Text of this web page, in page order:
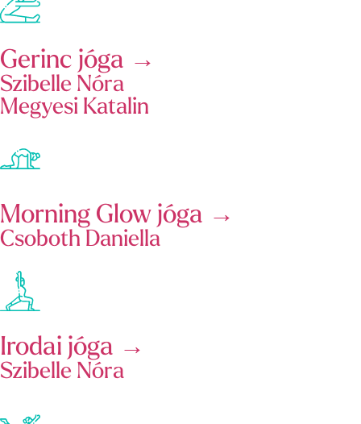
Gerinc jóga →
Szibelle Nóra
Megyesi Katalin
Morning Glow jóga →
Csoboth Daniella
Irodai jóga →
Szibelle Nóra